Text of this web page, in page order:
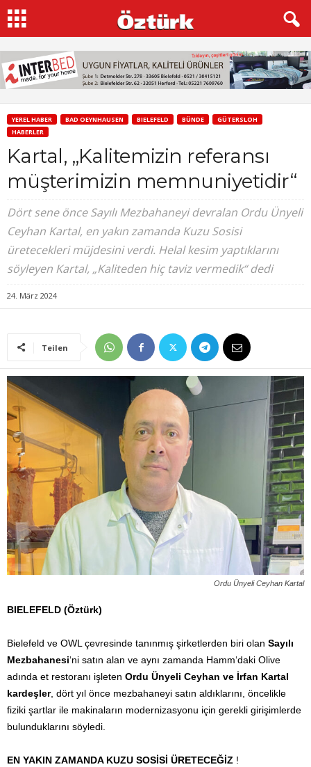
YEREL HABER BAD OEYNHAUSEN BIELEFELD BÜNDE
GÜTERSLOH
HABERLER
Kartal, „Kalitemizin referansı
müşterimizin memnuniyetidir“
Dört sene önce Sayılı Mezbahaneyi devralan Ordu Ünyeli
Ceyhan Kartal, en yakın zamanda Kuzu Sosisi
üretecekleri müjdesini verdi. Helal kesim yaptıklarını
söyleyen Kartal, „Kaliteden hiç taviz vermedik“ dedi
24. März 2024
Teilen
Ordu Ünyeli Ceyhan Kartal
BIELEFELD (Öztürk)
Bielefeld ve OWL çevresinde tanınmış şirketlerden biri olan Sayılı
Mezbahanesi‘ni satın alan ve aynı zamanda Hamm‘daki Olive
adında et restoranı işleten Ordu Ünyeli Ceyhan ve İrfan Kartal
kardeşler, dört yıl önce mezbahaneyi satın aldıklarını, öncelikle
fiziki şartlar ile makinaların modernizasyonu için gerekli girişimlerde
bulunduklarını söyledi.
EN YAKIN ZAMANDA KUZU SOSİSİ ÜRETECEĞİZ !